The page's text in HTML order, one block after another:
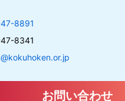
8891
8341
お問い合わせ